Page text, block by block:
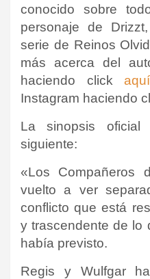
conocido sobre
personaje de
serie de Reinos
más acerca del
haciendo clickaquí
Instagram haciendo
La sinopsis
siguiente:
«Los Compañeros
vuelto a ver
conflicto que está
y trascendente de lo
había previsto.
Regis y Wulfgar